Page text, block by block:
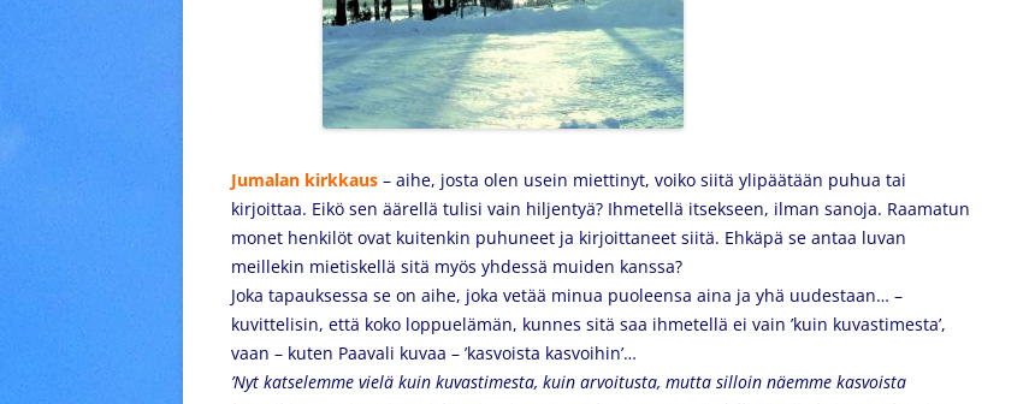
Jumalan kirkkaus – aihe, josta olen usein miettinyt, voiko siitä ylipäätään puhua tai
kirjoittaa. Eikö sen äärellä tulisi vain hiljentyä? Ihmetellä itsekseen, ilman sanoja. Raamatun
monet henkilöt ovat kuitenkin puhuneet ja kirjoittaneet siitä. Ehkäpä se antaa luvan
meillekin mietiskellä sitä myös yhdessä muiden kanssa?
Joka tapauksessa se on aihe, joka vetää minua puoleensa aina ja yhä uudestaan… –
kuvittelisin, että koko loppuelämän, kunnes sitä saa ihmetellä ei vain ’kuin kuvastimesta’,
vaan – kuten Paavali kuvaa – ’kasvoista kasvoihin’…
’Nyt katselemme vielä kuin kuvastimesta, kuin arvoitusta, mutta silloin näemme kasvoista